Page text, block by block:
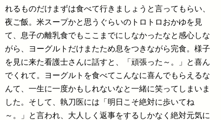
れるものだけまずは食べて行きましょうと言ってもらい、
夜ご飯。米スープかと思うぐらいのトロトロおかゆを見
て、息子の離乳食でもここまでにしなかったなと感心しな
がら、ヨーグルトだけまたため息をつきながら完食。様子
を見に来た看護士さんに話すと、「頑張った～。」と喜ん
でくれて。ヨーグルトを食べてこんなに喜んでもらえるな
んて、一生に一度かもしれないなと一緒に笑ってしまいま
した。そして、執刀医には「明日こそ絶対に歩いてね
～。」と言われ、大人しく返事をするしかなく絶対元気に